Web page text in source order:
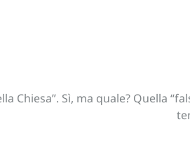
Chiesa”. Sì, ma quale? Quella